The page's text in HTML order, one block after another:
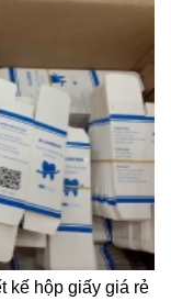
kế hộp giấy giá rẻ